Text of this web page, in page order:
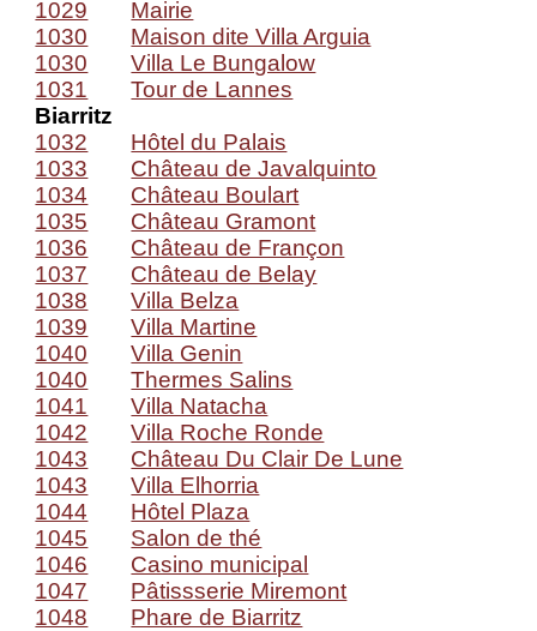
1029
Mairie
1030
Maison dite Villa Arguia
1030
Villa Le Bungalow
1031
Tour de Lannes
Biarritz
1032
Hôtel du Palais
1033
Château de Javalquinto
1034
Château Boulart
1035
Château Gramont
1036
Château de Françon
1037
Château de Belay
1038
Villa Belza
1039
Villa Martine
1040
Villa Genin
1040
Thermes Salins
1041
Villa Natacha
1042
Villa Roche Ronde
1043
Château Du Clair De Lune
1043
Villa Elhorria
1044
Hôtel Plaza
1045
Salon de thé
1046
Casino municipal
1047
Pâtissserie Miremont
1048
Phare de Biarritz